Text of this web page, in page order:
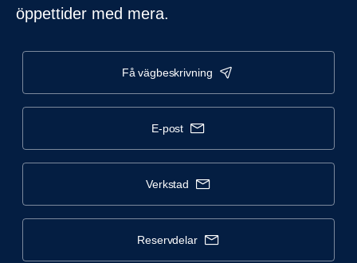
öppettider med mera.
få vägbeskrivning
e-post
verkstad
reservdelar